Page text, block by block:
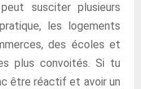
susciter plusieurs
les logements
des écoles et
plus convoités. Si tu
être réactif et avoir un